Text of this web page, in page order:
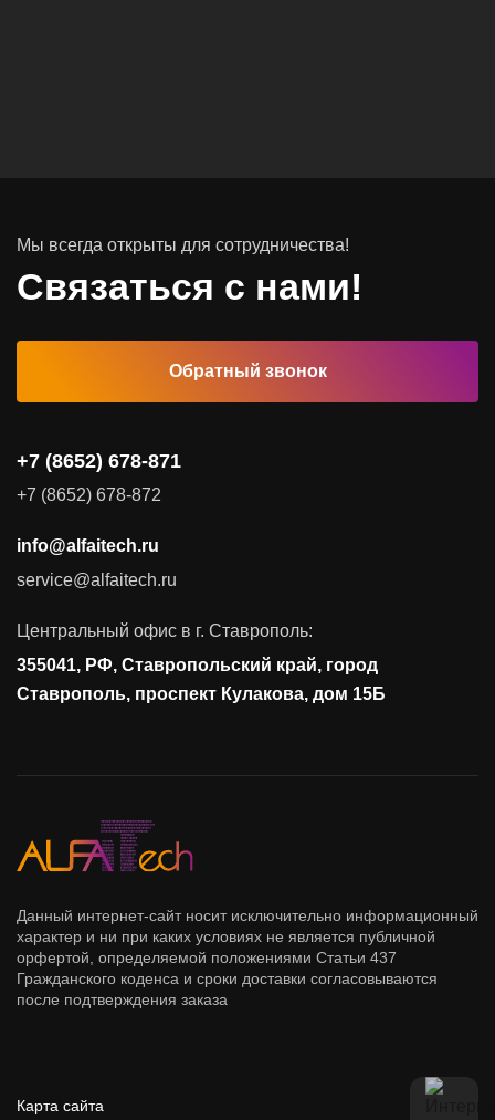
Автоматизированные рабочие места
Видеоконференцсвязь
Поставка продуктов для резервного копирования данных
Соответствие требованиям и стандартам
Антивирусная защита
Управление доступом
Сетевая безопасность
Мы всегда открыты для сотрудничества!
Связаться с нами!
Обратный звонок
+7 (8652) 678-871
+7 (8652) 678-872
info@alfaitech.ru
service@alfaitech.ru
Центральный офис в г. Ставрополь:
355041, РФ, Ставропольский край, город
Ставрополь, проспект Кулакова, дом 15Б
Данный интернет-сайт носит исключительно информационный
характер и ни при каких условиях не является публичной
орфертой, определяемой положениями Статьи 437
Гражданского коденса и сроки доставки согласовываются
после подтверждения заказа
Карта сайта